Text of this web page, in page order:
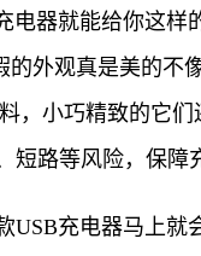
电器就能给你这样
的外观真是美的不
，小巧精致的它
短路等风险，保障
USB充电器马上就